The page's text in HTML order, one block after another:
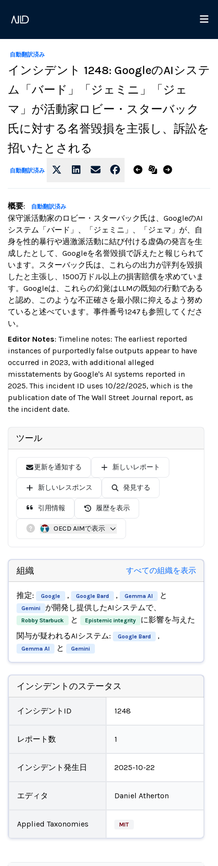
自動翻訳済み
インシデント 1248: GoogleのAIシステ
ム「バード」「ジェミニ」「ジェ
マ」が活動家ロビー・スターバック
氏に対する名誉毀損を主張し、訴訟を
招いたとされる
自動翻訳済み
概要: 自動翻訳済み
保守派活動家のロビー・スターバック氏は、GoogleのAI
システム「バード」、「ジェミニ」、「ジェマ」が、自
身を性的暴行や過激派活動に結び付ける虚偽の発言を生
成したとして、Googleを名誉毀損で訴えたと報じられて
います。スターバック氏は、これらの出力が評判を毀損
したと主張し、1500万ドル以上の損害賠償を求めていま
す。Googleは、これらの幻覚はLLMの既知の行動である
と認め、このような不正確さを最小限に抑えるよう努め
ていると述べています。事件番号1247も参照してくださ
い。
Editor Notes: Timeline notes: The earliest reported
instances of purportedly false outputs appear to have
occurred in 2023, with additional alleged
misstatements by Google's AI systems reported in
2025. This incident ID uses 10/22/2025, which is the
publication date of The Wall Street Journal report, as
the incident date.
ツール
更新を通知する 新しいレポート
新しいレスポンス 発見する
引用情報 履歴を表示
OECD AIMで表示
組織 すべての組織を表示
推定: Google , Google Bard , Gemma AI と
Gemini が開発し提供したAIシステムで、
Robby Starbuck と Epistemic integrity
に影響を与えた
関与が疑われるAIシステム:
Google Bard ,
Gemma AI と Gemini
インシデントのステータス
インシデントID 1248
レポート数 1
インシデント発生日 2025-10-22
エディタ Daniel Atherton
Applied Taxonomies MIT